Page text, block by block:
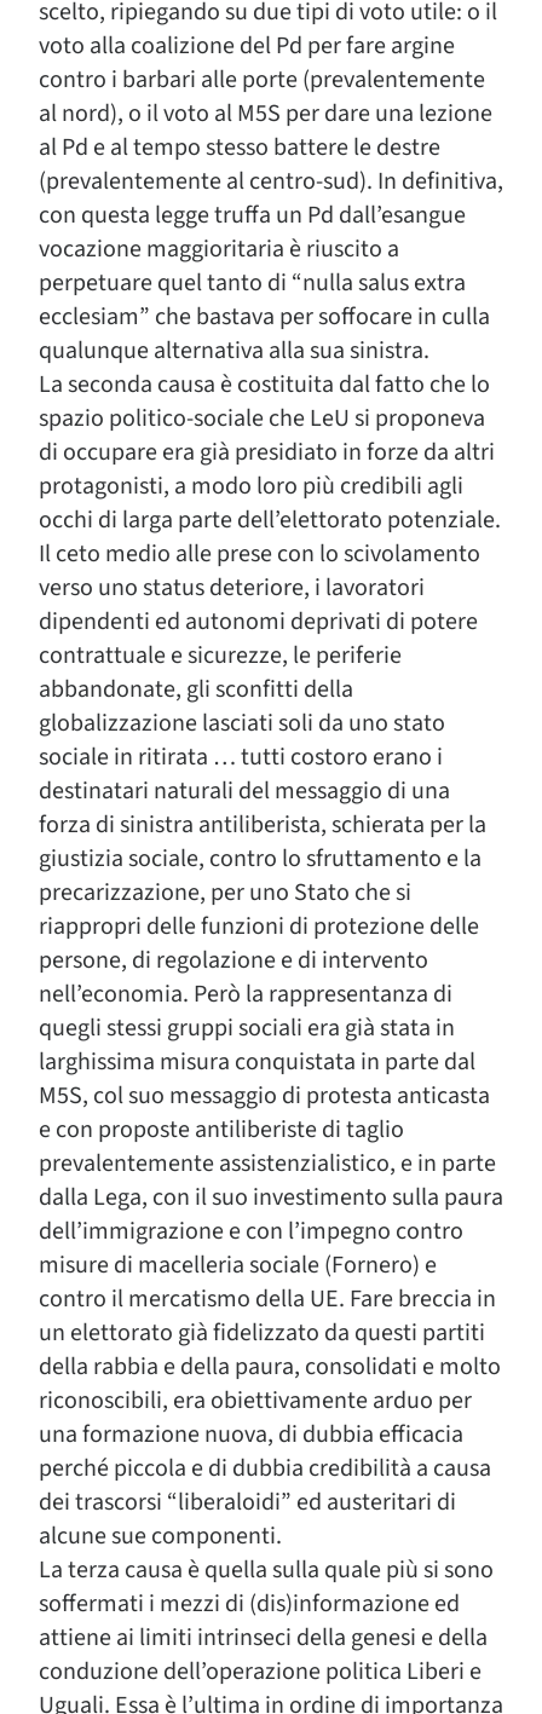
scelto, ripiegando su due tipi di voto utile: o il
voto alla coalizione del Pd per fare argine
contro i barbari alle porte (prevalentemente
al nord), o il voto al M5S per dare una lezione
al Pd e al tempo stesso battere le destre
(prevalentemente al centro-sud). In definitiva,
con questa legge truffa un Pd dall’esangue
vocazione maggioritaria è riuscito a
perpetuare quel tanto di “nulla salus extra
ecclesiam” che bastava per soffocare in culla
qualunque alternativa alla sua sinistra.
La seconda causa è costituita dal fatto che lo
spazio politico-sociale che LeU si proponeva
di occupare era già presidiato in forze da altri
protagonisti, a modo loro più credibili agli
occhi di larga parte dell’elettorato potenziale.
Il ceto medio alle prese con lo scivolamento
verso uno status deteriore, i lavoratori
dipendenti ed autonomi deprivati di potere
contrattuale e sicurezze, le periferie
abbandonate, gli sconfitti della
globalizzazione lasciati soli da uno stato
sociale in ritirata … tutti costoro erano i
destinatari naturali del messaggio di una
forza di sinistra antiliberista, schierata per la
giustizia sociale, contro lo sfruttamento e la
precarizzazione, per uno Stato che si
riappropri delle funzioni di protezione delle
persone, di regolazione e di intervento
nell’economia. Però la rappresentanza di
quegli stessi gruppi sociali era già stata in
larghissima misura conquistata in parte dal
M5S, col suo messaggio di protesta anticasta
e con proposte antiliberiste di taglio
prevalentemente assistenzialistico, e in parte
dalla Lega, con il suo investimento sulla paura
dell’immigrazione e con l’impegno contro
misure di macelleria sociale (Fornero) e
contro il mercatismo della UE. Fare breccia in
un elettorato già fidelizzato da questi partiti
della rabbia e della paura, consolidati e molto
riconoscibili, era obiettivamente arduo per
una formazione nuova, di dubbia efficacia
perché piccola e di dubbia credibilità a causa
dei trascorsi “liberaloidi” ed austeritari di
alcune sue componenti.
La terza causa è quella sulla quale più si sono
soffermati i mezzi di (dis)informazione ed
attiene ai limiti intrinseci della genesi e della
conduzione dell’operazione politica Liberi e
Uguali. Essa è l’ultima in ordine di importanza